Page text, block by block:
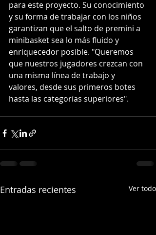
para este proyecto. Su conocimiento
y su forma de trabajar con los niños
garantizan que el salto de premini a
minibasket sea lo más fluido y
enriquecedor posible. "Queremos
que nuestros jugadores crezcan con
una misma línea de trabajo y
valores, desde sus primeros botes
hasta las categorías superiores".
Entradas recientes Ver todo